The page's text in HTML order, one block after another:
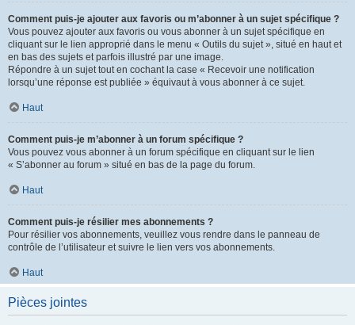
Comment puis-je ajouter aux favoris ou m’abonner à un sujet spécifique ?
Vous pouvez ajouter aux favoris ou vous abonner à un sujet spécifique en
cliquant sur le lien approprié dans le menu « Outils du sujet », situé en haut et
en bas des sujets et parfois illustré par une image.
Répondre à un sujet tout en cochant la case « Recevoir une notification
lorsqu’une réponse est publiée » équivaut à vous abonner à ce sujet.
Haut
Comment puis-je m’abonner à un forum spécifique ?
Vous pouvez vous abonner à un forum spécifique en cliquant sur le lien
« S’abonner au forum » situé en bas de la page du forum.
Haut
Comment puis-je résilier mes abonnements ?
Pour résilier vos abonnements, veuillez vous rendre dans le panneau de
contrôle de l’utilisateur et suivre le lien vers vos abonnements.
Haut
Pièces jointes